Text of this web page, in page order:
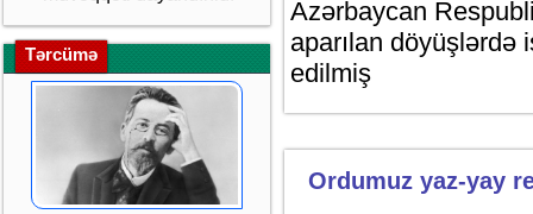
Tərcümə
Azərbaycan
aparılan döyüşlərdə
edilmiş
Ordumuz yaz-yay